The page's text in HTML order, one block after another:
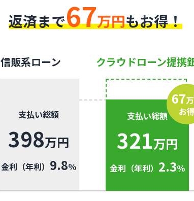
返済まで67万円もお得！
信販系ローン
支払い総額
398万円
金利（年利） 9.8％
クラウドローン提携
支払い総額
321万円
金利（年利） 2.3％
67
お